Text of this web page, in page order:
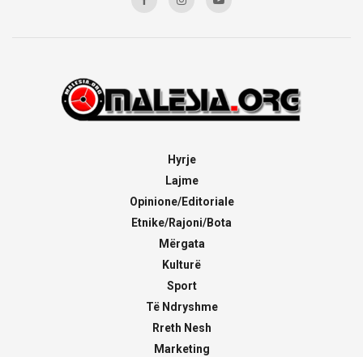
Hyrje
Lajme
Opinione/Editoriale
Etnike/Rajoni/Bota
Mërgata
Kulturë
Sport
Të Ndryshme
Rreth Nesh
Marketing